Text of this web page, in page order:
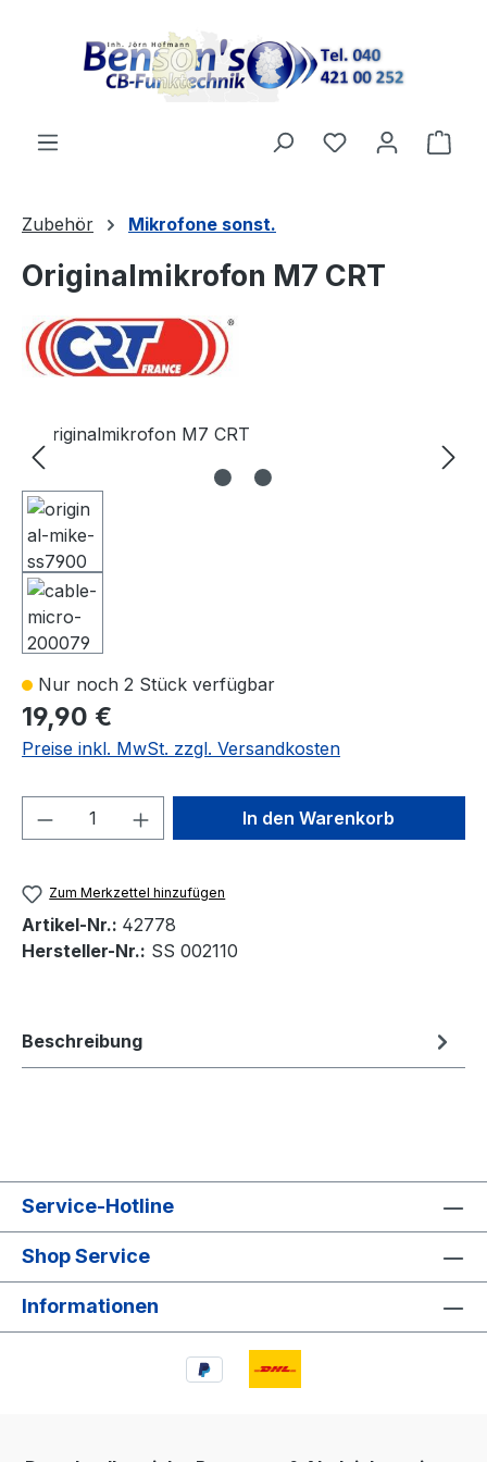
Zubehör Mikrofone sonst.
Originalmikrofon M7 CRT
Bildergalerie überspringen
Nur noch 2 Stück verfügbar
19,90 €
Preise inkl. MwSt. zzgl. Versandkosten
Produkt Anzahl: Gib denIn den Warenkorb
Zum Merkzettel hinzufügen
Artikel-Nr.: 42778
Hersteller-Nr.: SS 002110
Beschreibung
Service-Hotline
Shop Service
Informationen